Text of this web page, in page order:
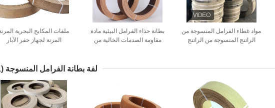
ملفات المكابح البحرية
المرنة لجهاز حفر الآبار
بطانة حذاء الفرامل البيئية مادة
مقاومة الصدمات الخالية من
مواد غطاء الفرامل المنسوجة من
الراتنج المنسوجة من الراتنج
لفة بطانة الفرامل المنسوجة (21)